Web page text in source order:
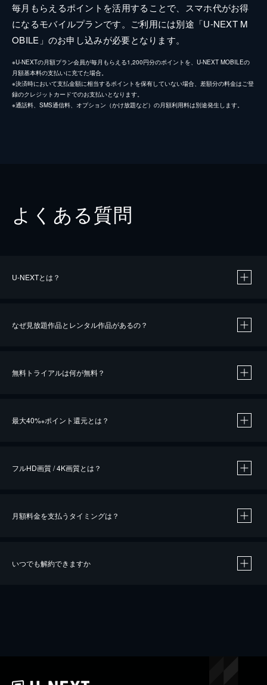
毎月もらえるポイントを活用することで、スマホ代がお得
になるモバイルプランです。ご利用には別途「U-NEXT M
OBILE」のお申し込みが必要となります。
※U-NEXTの月額プラン会員が毎月もらえる1,200円分のポイントを、U-NEXT MOBILEの
月額基本料の支払いに充てた場合。
※決済時において支払金額に相当するポイントを保有していない場合、差額分の料金はご登
録のクレジットカードでのお支払いとなります。
※通話料、SMS通信料、オプション（かけ放題など）の月額利用料は別途発生します。
よくある質問
U-NEXTとは？
なぜ見放題作品とレンタル作品があるの？
無料トライアルは何が無料？
最大40%※ポイント還元とは？
※40％ポイント還元の対象は、クレジットカード決済による作品の購入 / レンタルです。
iOSアプリのUコイン決済による作品の購入 / レンタルは、20％のポイント還元です。
フルHD画質 / 4K画質とは？
月額料金を支払うタイミングは？
いつでも解約できますか